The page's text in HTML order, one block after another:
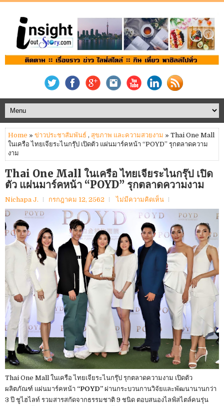
Home » ข่าวประชาสัมพันธ์ , สุขภาพ และความสวยงาม » Thai One Mall
ในเครือ ไทยเจียระไนกรุ๊ป เปิดตัว แผ่นมาร์คหน้า “POYD” รุกตลาดความ
งาม
Thai One Mall ในเครือ ไทยเจียระไนกรุ๊ป เปิด
ตัว แผ่นมาร์คหน้า “POYD” รุกตลาดความงาม
Nichapa J. กรกฎาคม 12, 2562 ไม่มีความคิดเห็น
Thai One Mall ในเครือ ไทยเจียระไนกรุ๊ป รุกตลาดความงาม เปิดตัว
ผลิตภัณฑ์ แผ่นมาร์คหน้า “POYD” ผ่านกระบวนกานวิจัยและพัฒนานานกว่า
3 ปี ชูไฮไลท์ รวมสารสกัดจากธรรมชาติ 9 ชนิด ตอบสนองไลฟ์สไตล์คนรุ่น